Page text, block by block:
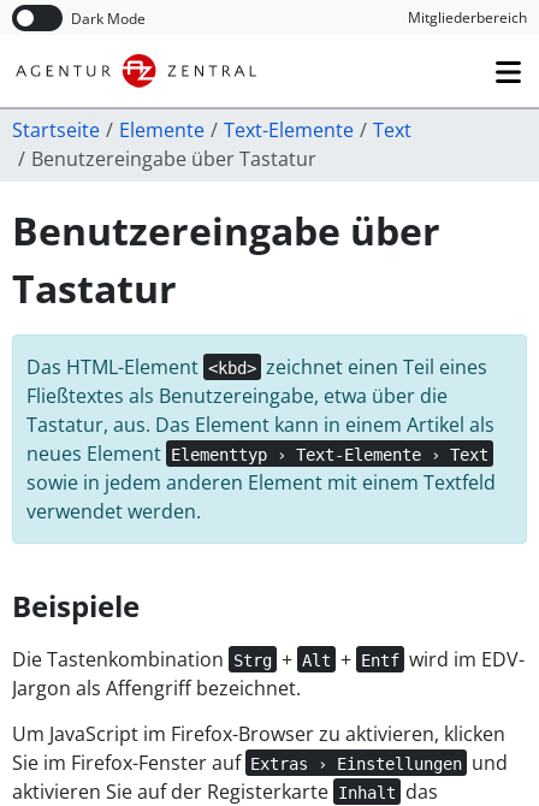
Dark Mode
Navigation überspringenMitglieder­bereich
Startseite Elemente Text-Elemente
Text
Benutzer­eingabe über Tastatur
Benutzereingabe über
Tastatur
Das HTML-Element <kbd> zeichnet einen Teil eines
Fließtextes als Benutzereingabe, etwa über die
Tastatur, aus. Das Element kann in einem Artikel als
neues Element Elementtyp › Text-Elemente › Text
sowie in jedem anderen Element mit einem Textfeld
verwendet werden.
Beispiele
Die Tastenkombination Strg + Alt + Entf wird im EDV-
Jargon als Affengriff bezeichnet.
Um JavaScript im Firefox-Browser zu aktivieren, klicken
Sie im Firefox-Fenster auf Extras › Einstellungen und
aktivieren Sie auf der Registerkarte Inhalt
das